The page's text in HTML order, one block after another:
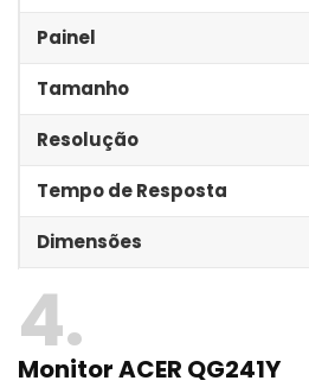
Painel
Tamanho
Resolução
Tempo de Resposta
Dimensões
4
Monitor ACER QG241Y